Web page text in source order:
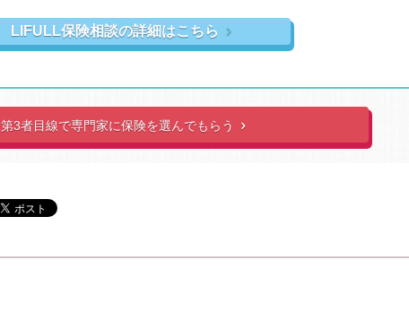
LIFULL保険相談の詳細はこちら 
第3者目線で専門家に保険を選んでもらう 